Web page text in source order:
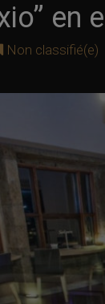
en
Non classifié(e)